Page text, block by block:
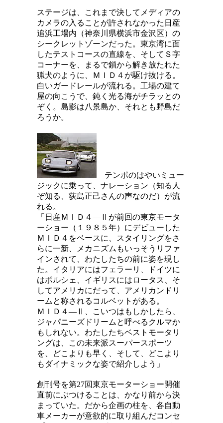
ステージは、これまで決してメディアの
カメラの入ることが許されなかった日産
追浜工場内（神奈川県横浜市金沢区）の
シークレットゾーンだった。東京湾に面
したテストコースの直線を、そしてＳ字
コーナーを、まるで鎖から解き放たれた
猟犬のように、ＭＩＤ４が駆け抜ける。
白いガードレールが流れる。工場の建て
屋の向こうで、鈍く光る海がチラッとの
ぞく。島影は八景島か、それとも野島だ
ろうか。
テンポのはやいミュー
ジックに乗って、ナレーション（知る人
ぞ知る、荻島正己さんの声なのだ）が流
れる。
「日産ＭＩＤ４―Ⅱが前回の東京モータ
ーショー（１９８５年）にデビューした
ＭＩＤ４をベースに、スタイリングをさ
らに一新、メカニズムもいっそうリファ
インされて、わたしたちの前に姿を現し
た。イタリアにはフェラーリ、ドイツに
はポルシェ、イギリスにはロータス、そ
してアメリカにだって、アメリカンドリ
ームと称されるコルベットがある。
ＭＩＤ４―Ⅱ、こいつはもしかしたら、
ジャパニーズドリームと呼べるクルマか
もしれない。わたしたちベストモータリ
ングは、この未来派スーパースポーツ
を、どこよりも早く、そして、どこより
もダイナミックな姿で紹介しよう」
創刊号を第27回東京モーターショー開催
直前にぶつけることは、かなり前から決
まっていた。だから企画の柱を、各自動
車メーカーが意欲的に取り組んだコンセ